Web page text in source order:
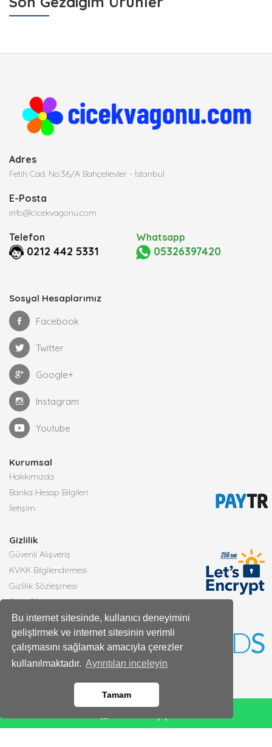
Bu internet sitesinde, kullanıcı deneyimini
geliştirmek ve internet sitesinin verimli
çalışmasını sağlamak amacıyla çerezler
kullanılmaktadır. Ayrıntıları inceleyin
Tamam
Adres
Fetih Cad. No:36/A Bahçelievler - İstanbul
E-Posta
info@cicekvagonu.com
Telefon
0212 442 5331
Whatsapp
05326397420
Sosyal Hesaplarımız
Facebook
Twitter
Google+
Instagram
Youtube
Kurumsal
Hakkımızda
Banka Hesap Bilgileri
İletişim
Gizlilik
Güvenli Alışveriş
KVKK Bilgilendirmesi
Gizlilik Sözleşmesi
Satış Sözleşmesi
Faydalı Bilgiler
Çiçek Bakımı
Burçlara Göre Çiçekler